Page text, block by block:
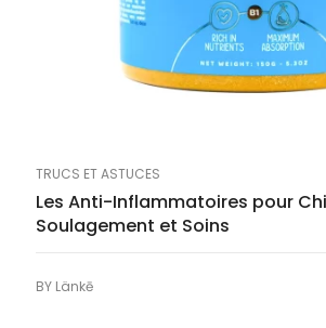
TRUCS ET ASTUCES
Les Anti-Inflammatoires pour
Soulagement et Soins
BY Länkē